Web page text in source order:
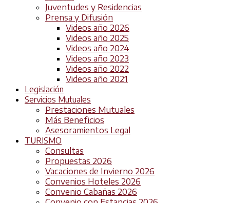
Juventudes y Residencias
Prensa y Difusión
Videos año 2026
Videos año 2025
Videos año 2024
Videos año 2023
Videos año 2022
Videos año 2021
Legislación
Servicios Mutuales
Prestaciones Mutuales
Más Beneficios
Asesoramientos Legal
TURISMO
Consultas
Propuestas 2026
Vacaciones de Invierno 2026
Convenios Hoteles 2026
Convenio Cabañas 2026